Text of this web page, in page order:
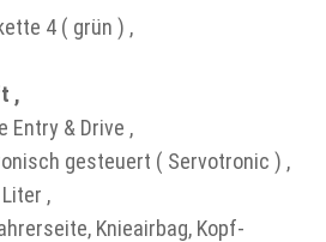
4 ( grün ) ,
,
Entry & Drive ,
gesteuert ( Servotronic ) ,
,
Knieairbag, Kopf-